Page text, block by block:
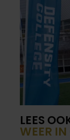
LEES
WEER